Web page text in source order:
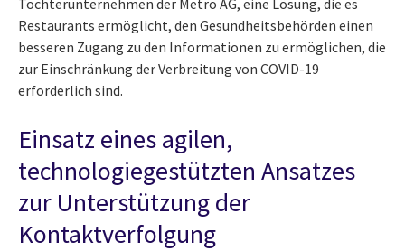
Tochterunternehmen der Metro AG, eine Lösung, die es
Restaurants ermöglicht, den Gesundheitsbehörden einen
besseren Zugang zu den Informationen zu ermöglichen, die
zur Einschränkung der Verbreitung von COVID-19
erforderlich sind.
Einsatz eines agilen,
technologiegestützten Ansatzes
zur Unterstützung der
Kontaktverfolgung